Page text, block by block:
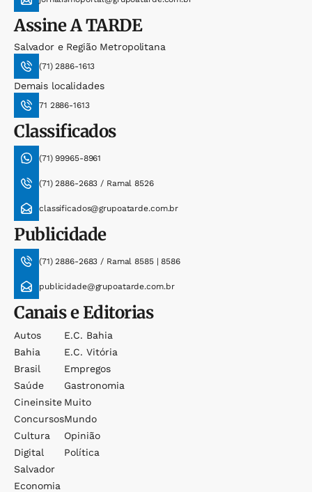
AssineA TARDE
Salvador e Região Metropolitana
(71) 2886-1613
Demais localidades
71 2886-1613
Classificados
(71) 99965-8961
(71) 2886-2683 / Ramal 8526
classificados@grupoatarde.com.br
Publicidade
(71) 2886-2683 / Ramal 8585 | 8586
publicidade@grupoatarde.com.br
Canais e Editorias
Autos
Bahia
Brasil
Saúde
Cineinsite
Concursos
Cultura
Digital
Salvador
Economia
E.c. Bahia
E.c. Vitória
Empregos
Gastronomia
Muito
Mundo
Opinião
Política